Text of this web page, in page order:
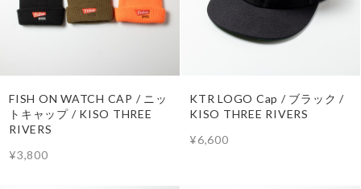
FISH ON WATCH CAP / ニッ
トキャップ / KISO THREE
RIVERS
¥3,800
KTR LOGO Cap / ブラック /
KISO THREE RIVERS
¥6,600